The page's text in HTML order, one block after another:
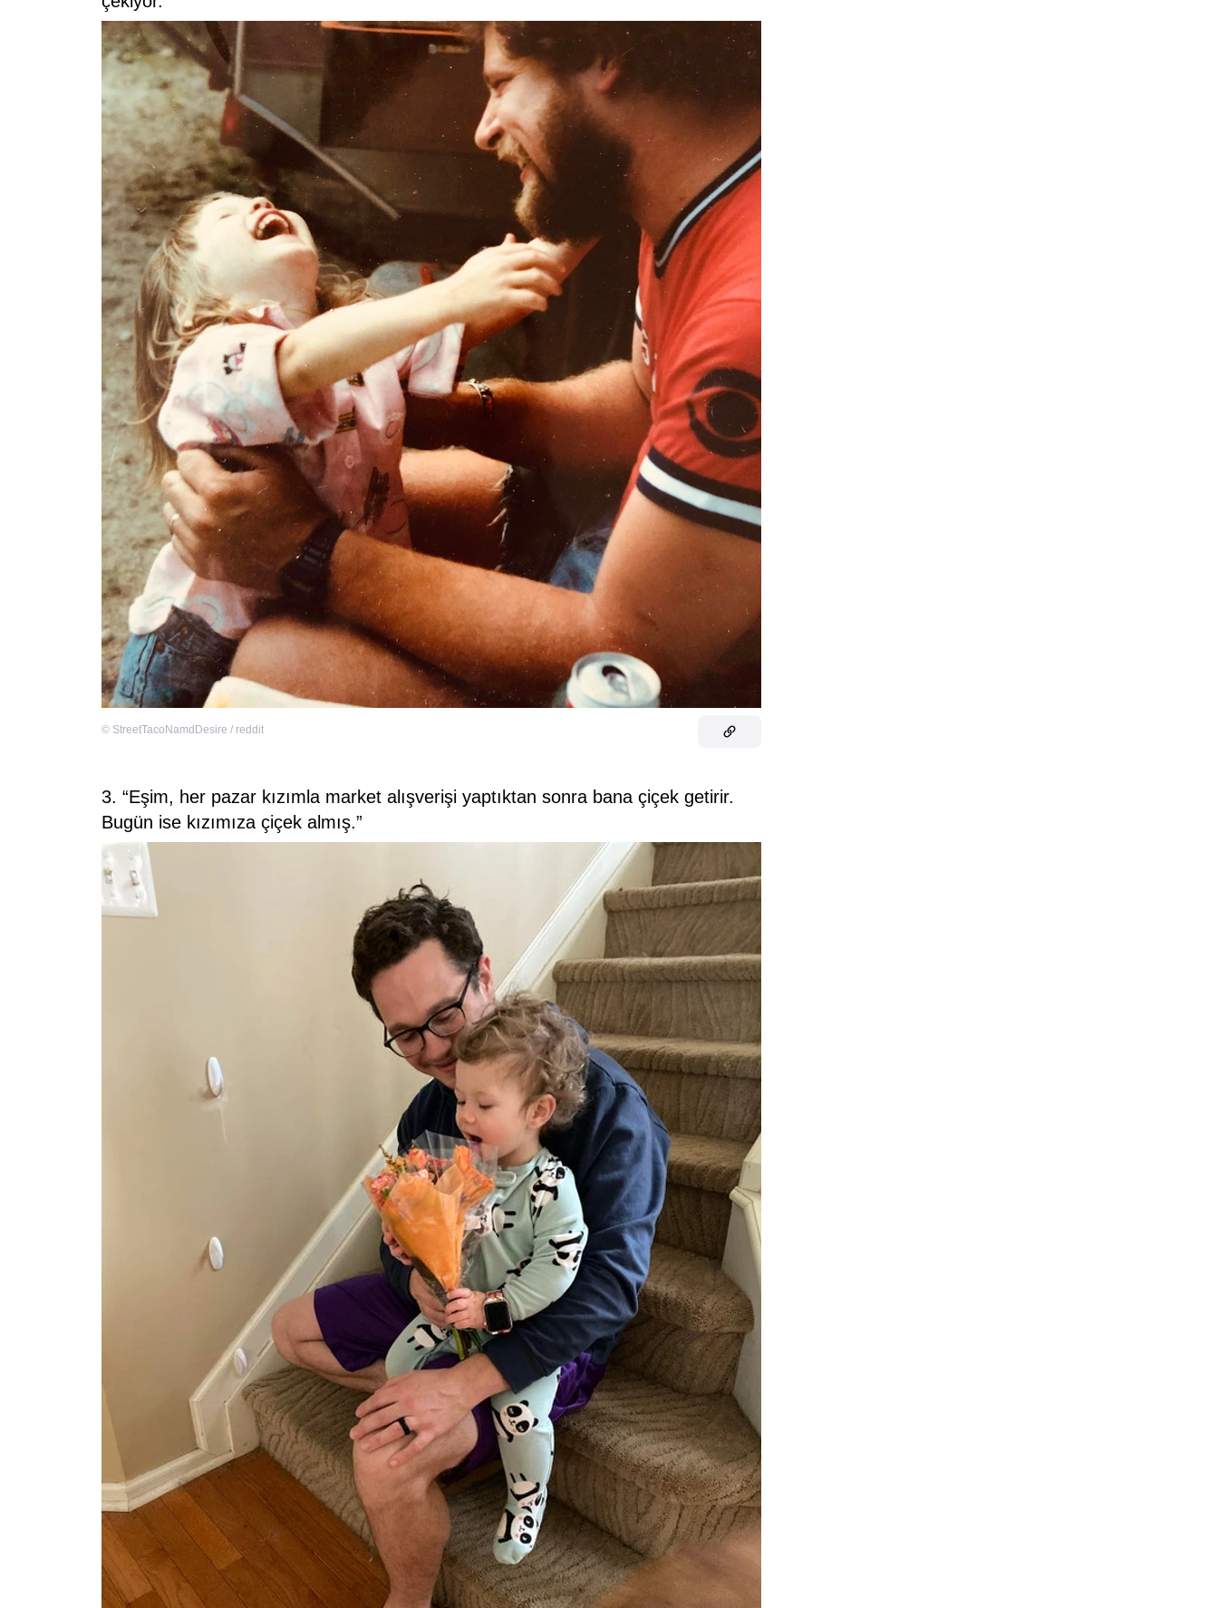
© StreetTacoNamdDesire / reddit
3. “Eşim, her pazar kızımla market alışverişi yaptıktan sonra bana çiçek getirir.
Bugün ise kızımıza çiçek almış.”